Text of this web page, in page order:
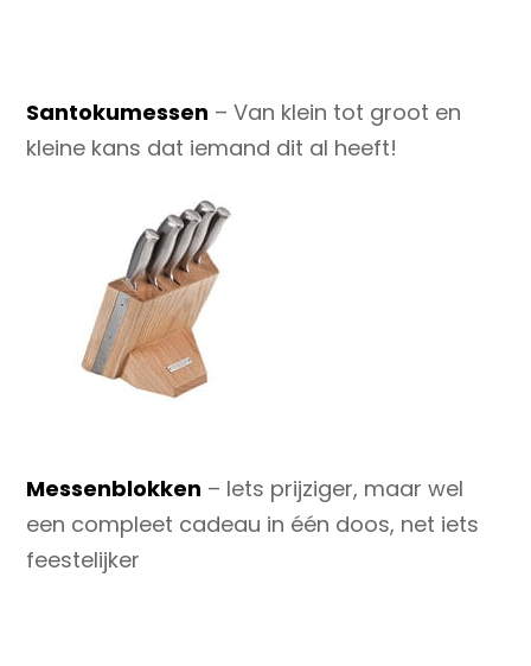
Santokumessen – Van klein tot groot en
kleine kans dat iemand dit al heeft!
Messenblokken – Iets prijziger, maar wel
een compleet cadeau in één doos, net iets
feestelijker